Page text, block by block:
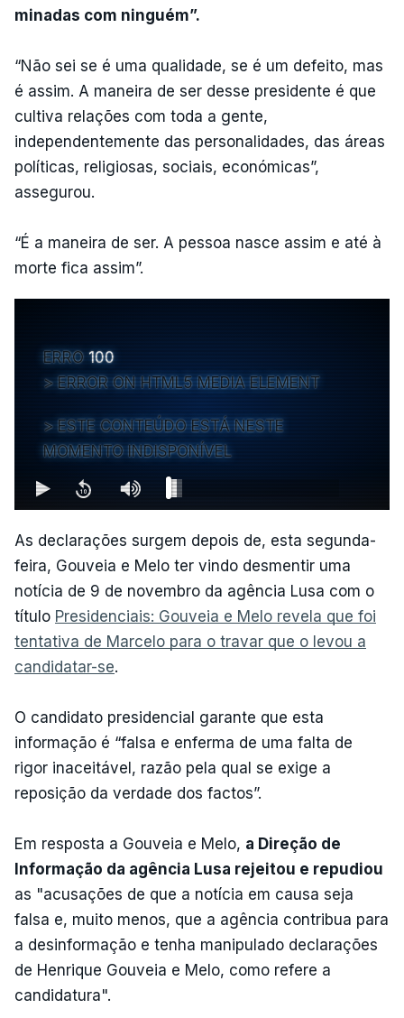
minadas com ninguém”.
“Não sei se é uma qualidade, se é um defeito, mas
é assim. A maneira de ser desse presidente é que
cultiva relações com toda a gente,
independentemente das personalidades, das áreas
políticas, religiosas, sociais, económicas”,
assegurou.
“É a maneira de ser. A pessoa nasce assim e até à
morte fica assim”.
ERRO 100
ERROR ON HTML5 MEDIA ELEMENT
ESTE CONTEÚDO ESTÁ NESTE
MOMENTO INDISPONÍVEL
As declarações surgem depois de, esta segunda-
feira, Gouveia e Melo ter vindo desmentir uma
notícia de 9 de novembro da agência Lusa com o
título Presidenciais: Gouveia e Melo revela que foi
tentativa de Marcelo para o travar que o levou a
candidatar-se.
O candidato presidencial garante que esta
informação é “falsa e enferma de uma falta de
rigor inaceitável, razão pela qual se exige a
reposição da verdade dos factos”.
Em resposta a Gouveia e Melo, a Direção de
Informação da agência Lusa rejeitou e repudiou
as "acusações de que a notícia em causa seja
falsa e, muito menos, que a agência contribua para
a desinformação e tenha manipulado declarações
de Henrique Gouveia e Melo, como refere a
candidatura".